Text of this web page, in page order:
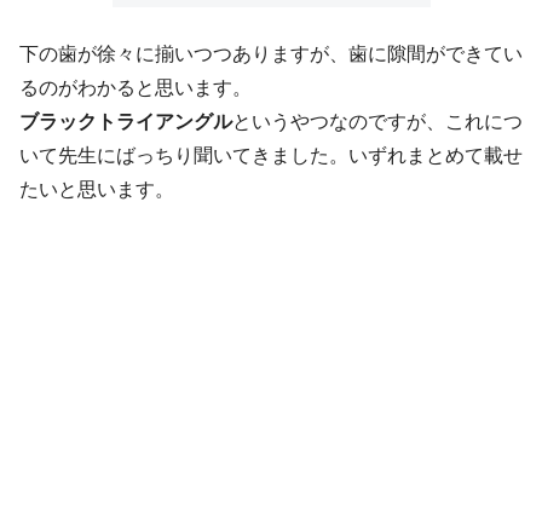
下の歯が徐々に揃いつつありますが、歯に隙間ができてい
るのがわかると思います。
ブラックトライアングルというやつなのですが、これにつ
いて先生にばっちり聞いてきました。いずれまとめて載せ
たいと思います。